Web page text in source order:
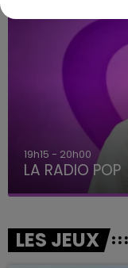
19h15 - 20h00
LA RADIO POP
LES JEUX